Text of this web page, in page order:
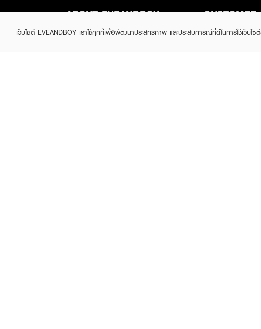
เว็บไซต์ EVEANDBOY เราใช้คุกกี้เพื่อพัฒนาประสิทธิภาพ และประสบการณ์ที่ดีในการใช้เว็บ
ABOUT EVEANDBOY
Brand story
CUSTOMER
Online Shopping